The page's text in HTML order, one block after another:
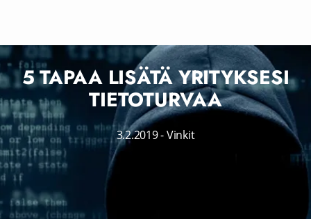
5 TAPAA LISÄTÄ YRITYKSESI
TIETOTURVAA
3.2.2019-Vinkit